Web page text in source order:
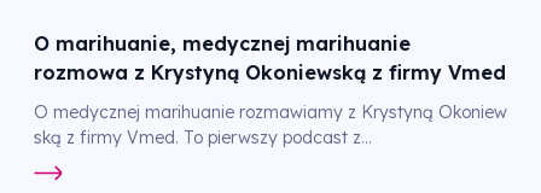
O marihuanie, medycznej marihuanie
rozmowa z Krystyną Okoniewską z firmy Vmed
O medycznej marihuanie rozmawiamy z Krystyną Okoniew
ską z firmy Vmed. To pierwszy podcast z...